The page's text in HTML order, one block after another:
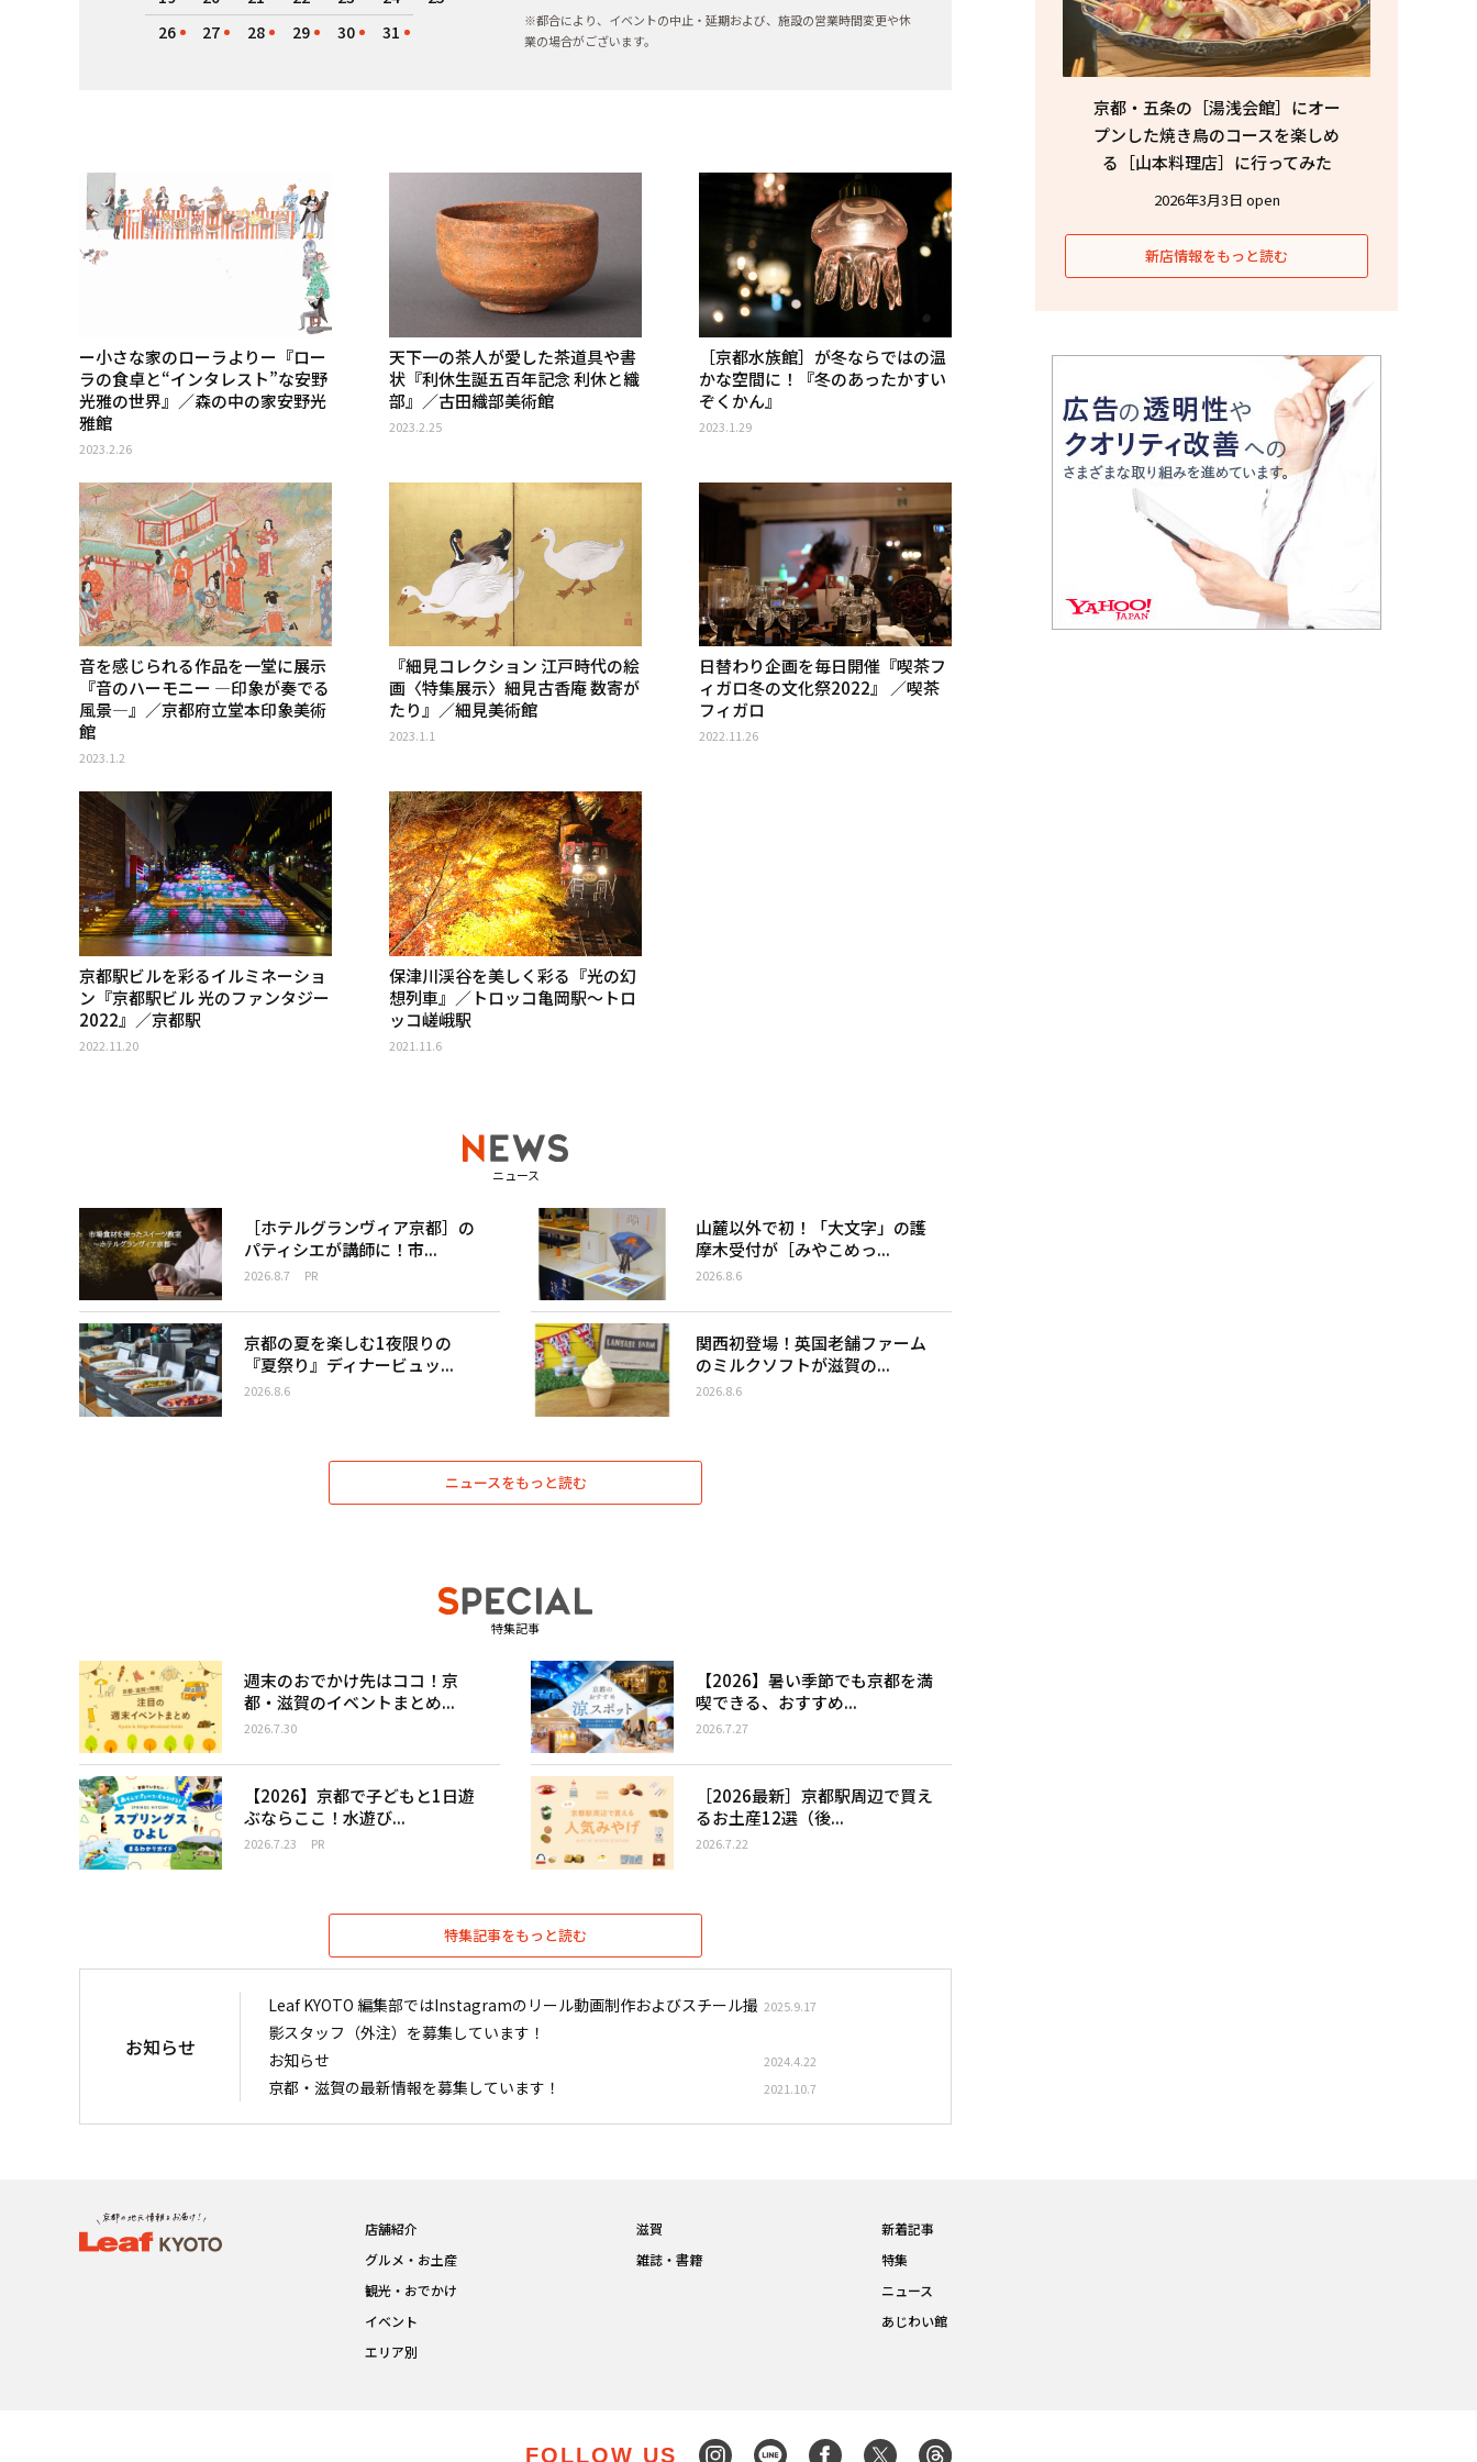
26
27 28 29 30 31
※都合により、イベントの中止・延期および、施設の営業時間変更や休
業の場合がございます。
ー小さな家のローラよりー『ロー
ラの食卓と“インタレスト”な安野
光雅の世界』／森の中の家安野光
雅館
2023.2.26
天下一の茶人が愛した茶道具や書
状『利休生誕五百年記念 利休と織
部』／古田織部美術館
2023.2.25
［京都水族館］が冬ならではの温
かな空間に！『冬のあったかすい
ぞくかん』
2023.1.29
音を感じられる作品を一堂に展示
『音のハーモニー ―印象が奏でる
風景―』／京都府立堂本印象美術
館
2023.1.2
『細見コレクション 江戸時代の絵
画〈特集展示〉細見古香庵 数寄が
たり』／細見美術館
2023.1.1
日替わり企画を毎日開催『喫茶フ
ィガロ冬の文化祭2022』 ／喫茶
フィガロ
2022.11.26
京都駅ビルを彩るイルミネーショ
ン『京都駅ビル 光のファンタジー
2022』／京都駅
2022.11.20
保津川渓谷を美しく彩る『光の幻
想列車』／トロッコ亀岡駅〜トロ
ッコ嵯峨駅
2021.11.6
ニュース
［ホテルグランヴィア京都］の
パティシエが講師に！市...
2026.8.7 PR
山麓以外で初！「大文字」の護
摩木受付が［みやこめっ...
2026.8.6
京都の夏を楽しむ1夜限りの
『夏祭り』ディナービュッ...
2026.8.6
関西初登場！英国老舗ファーム
のミルクソフトが滋賀の...
2026.8.6
ニュースをもっと読む
特集記事
週末のおでかけ先はココ！京
都・滋賀のイベントまとめ...
2026.7.30
【2026】暑い季節でも京都を満
喫できる、おすすめ...
2026.7.27
【2026】京都で子どもと1日遊
ぶならここ！水遊び...
2026.7.23 PR
［2026最新］京都駅周辺で買え
るお土産12選（後...
2026.7.22
特集記事をもっと読む
京都・五条の［湯浅会館］にオー
プンした焼き鳥のコースを楽しめ
る［山本料理店］に行ってみた
2026年3月3日 open
新店情報をもっと読む
お知らせ
Leaf KYOTO 編集部ではInstagramのリール動画制作およびスチール撮
影スタッフ（外注）を募集しています！
2025.9.17
お知らせ 2024.4.22
京都・滋賀の最新情報を募集しています！ 2021.10.7
店舗紹介
グルメ・お土産
観光・おでかけ
イベント
エリア別
滋賀
雑誌・書籍
新着記事
特集
ニュース
あじわい館
FOLLOW US